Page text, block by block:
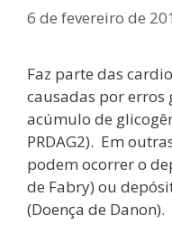
6 de fevereiro de
Faz parte das
causadas por erros
acúmulo de
PRDAG2). Em
podem ocorrer o
de Fabry) ou
(Doença de Danon).